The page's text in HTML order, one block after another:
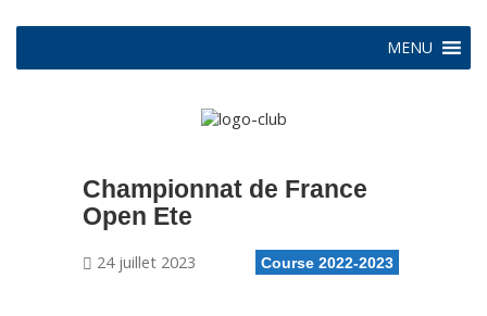
MENU
Championnat de France
Open Ete
24 juillet 2023 Course 2022-2023